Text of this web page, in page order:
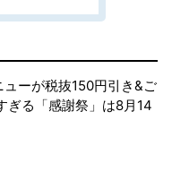
ューが税抜150円引き&ご
ぎる「感謝祭」は8月14